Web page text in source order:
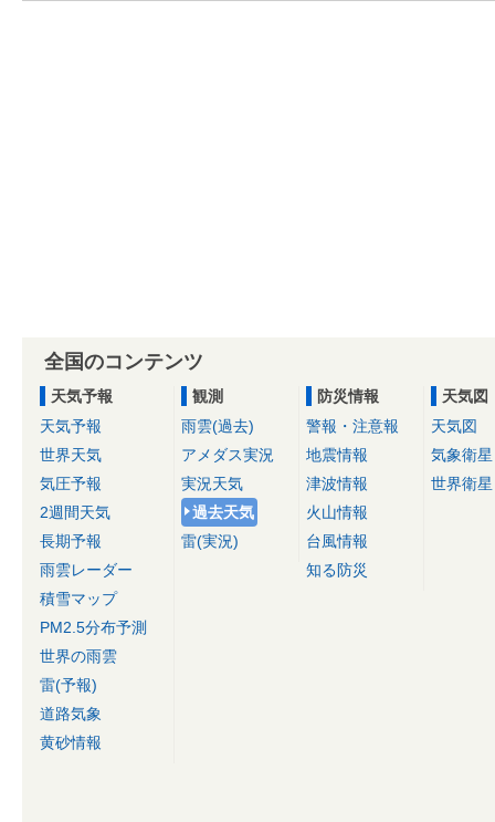
全国のコンテンツ
天気予報
天気予報
世界天気
気圧予報
2週間天気
長期予報
雨雲レーダー
積雪マップ
PM2.5分布予測
世界の雨雲
雷(予報)
道路気象
黄砂情報
観測
雨雲(過去)
アメダス実況
実況天気
過去天気
雷(実況)
防災情報
警報・注意報
地震情報
津波情報
火山情報
台風情報
知る防災
天気図
天気図
気象衛星
世界衛星